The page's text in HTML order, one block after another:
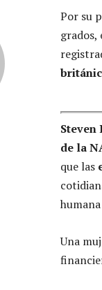
Por su
grados,
Steven
de la
que las
Una